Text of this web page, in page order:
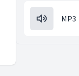
MP3